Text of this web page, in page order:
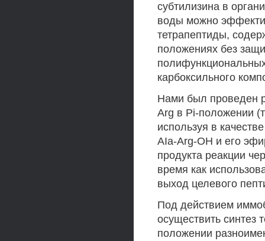
субтилизина в
воды можно
тетрапептиды,
положениях без
карбоксильного
Нами был проведен
Arg в Pi-положении
используя в
AIa-Arg-OH и его
продукта реакции
время как
выход целевого
Под действием
осуществить синтез
положении